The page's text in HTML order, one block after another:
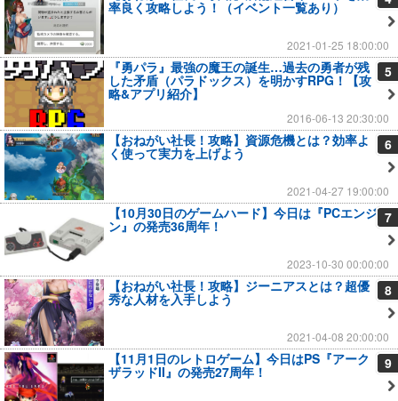
率良く攻略しよう！（イベント一覧あり）
2021-01-25 18:00:00
5
『勇パラ』最強の魔王の誕生…過去の勇者が残
した矛盾（パラドックス）を明かすRPG！【攻
略&アプリ紹介】
2016-06-13 20:30:00
6
【おねがい社長！攻略】資源危機とは？効率よ
く使って実力を上げよう
2021-04-27 19:00:00
7
【10月30日のゲームハード】今日は『PCエンジ
ン』の発売36周年！
2023-10-30 00:00:00
8
【おねがい社長！攻略】ジーニアスとは？超優
秀な人材を入手しよう
2021-04-08 20:00:00
9
【11月1日のレトロゲーム】今日はPS『アーク
ザラッドII』の発売27周年！